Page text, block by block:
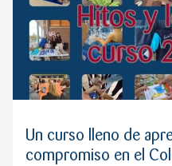
Un curso lleno de
compromiso en el